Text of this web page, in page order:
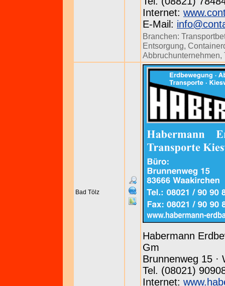
Internet:
E-Mail:
Branchen:
Entsorgung,
Abbruchunternehmen,
Bad Tölz
Habermann
Gm
Brunnenweg 15 ·
Tel. (08021)
Internet: